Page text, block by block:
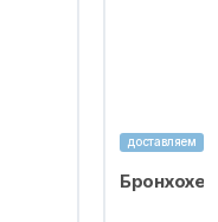
доставляем